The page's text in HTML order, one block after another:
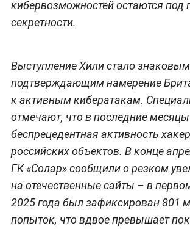
кибервозможностей остаются под
секретности.
Выступление Хили стало
подтверждающим намерение
к активным кибератакам.
отмечают, что в последние
беспрецедентная активность
российских объектов. В конце
ГК «Солар» сообщили о резком
на отечественные сайты – в
2025 года был зафиксирован 801
попыток, что вдвое превышает